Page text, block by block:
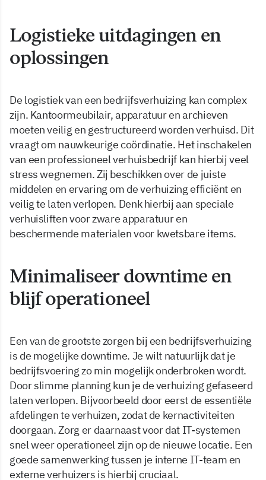
Logistieke uitdagingen en
oplossingen
De logistiek van een bedrijfsverhuizing kan complex
zijn. Kantoormeubilair, apparatuur en archieven
moeten veilig en gestructureerd worden verhuisd. Dit
vraagt om nauwkeurige coördinatie. Het inschakelen
van een professioneel verhuisbedrijf kan hierbij veel
stress wegnemen. Zij beschikken over de juiste
middelen en ervaring om de verhuizing efficiënt en
veilig te laten verlopen. Denk hierbij aan speciale
verhuisliften voor zware apparatuur en
beschermende materialen voor kwetsbare items.
Minimaliseer downtime en
blijf operationeel
Een van de grootste zorgen bij een bedrijfsverhuizing
is de mogelijke downtime. Je wilt natuurlijk dat je
bedrijfsvoering zo min mogelijk onderbroken wordt.
Door slimme planning kun je de verhuizing gefaseerd
laten verlopen. Bijvoorbeeld door eerst de essentiële
afdelingen te verhuizen, zodat de kernactiviteiten
doorgaan. Zorg er daarnaast voor dat IT-systemen
snel weer operationeel zijn op de nieuwe locatie. Een
goede samenwerking tussen je interne IT-team en
externe verhuizers is hierbij cruciaal.